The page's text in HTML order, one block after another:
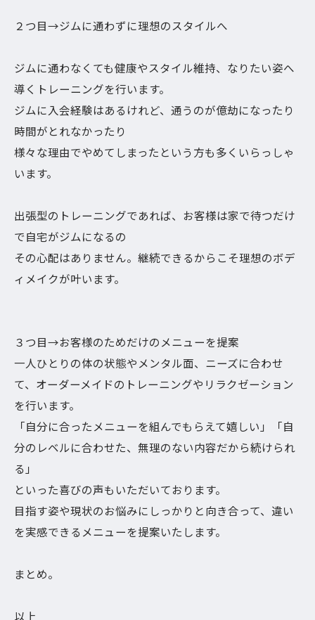
２つ目→ジムに通わずに理想のスタイルへ
ジムに通わなくても健康やスタイル維持、なりたい姿へ
導くトレーニングを行います。
ジムに入会経験はあるけれど、通うのが億劫になったり
時間がとれなかったり
様々な理由でやめてしまったという方も多くいらっしゃ
います。
出張型のトレーニングであれば、お客様は家で待つだけ
で自宅がジムになるの
その心配はありません。継続できるからこそ理想のボデ
ィメイクが叶います。
３つ目→お客様のためだけのメニューを提案
一人ひとりの体の状態やメンタル面、ニーズに合わせ
て、オーダーメイドのトレーニングやリラクゼーション
を行います。
「自分に合ったメニューを組んでもらえて嬉しい」「自
分のレベルに合わせた、無理のない内容だから続けられ
る」
といった喜びの声もいただいております。
目指す姿や現状のお悩みにしっかりと向き合って、違い
を実感できるメニューを提案いたします。
まとめ。
以上